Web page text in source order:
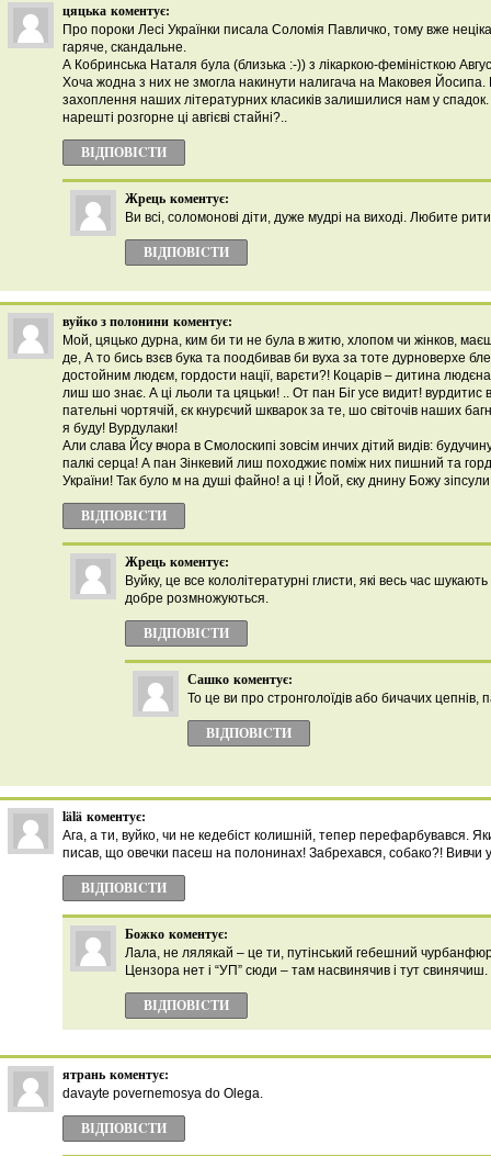
цяцька коментує:
Про пороки Лесі Українки писала Соломія Павличко, тому вже
гаряче, скандальне.
А Кобринська Наталя була (близька :-)) з лікаркою-феміністкою
Хоча жодна з них не змогла накинути налигача на Маковея Йосипа.
захоплення наших літературних класиків залишилися нам у
нарешті розгорне ці авгієві стайні?..
ВІДПОВІCТИ
Жрець коментує:
Ви всі, соломонові діти, дуже мудрі на виході. Любите
ВІДПОВІCТИ
вуйко з полонини коментує:
Мой, цяцько дурна, ким би ти не була в житю, хлопом чи жінков,
де, А то бись взєв бука та поодбивав би вуха за тоте дурноверхе
достойним людєм, гордости нації, варєти?! Коцарів – дитина
лиш шо знає. А ці льоли та цяцьки! .. От пан Біг усе видит! вурдитис
пательні чортячій, єк кнурєчий шкварок за те, шо світочів наших
я буду! Вурдулаки!
Али слава Йсу вчора в Смолоскипі зовсім инчих дітий видів:
палкі серца! А пан Зінкевий лиш походжиє поміж них пишний та
України! Так було м на душі файно! а ці ! Йой, єку днину Божу
ВІДПОВІCТИ
Жрець коментує:
Вуйку, це все кололітературні глисти, які весь час
добре розмножуються.
ВІДПОВІCТИ
Сашко коментує:
То це ви про стронголоїдів або бичачих цепнів,
ВІДПОВІCТИ
lälä коментує:
Ага, а ти, вуйко, чи не кедебіст колишній, тепер перефарбувався.
писав, що овечки пасеш на полонинах! Забрехався, собако?! Вивчи
ВІДПОВІCТИ
Божко коментує:
Лала, не лялякай – це ти, путінський гебешний
Цензора нет і “УП” сюди – там насвинячив і тут свинячиш.
ВІДПОВІCТИ
ятрань коментує:
davayte povernemosya do Olega.
ВІДПОВІCТИ